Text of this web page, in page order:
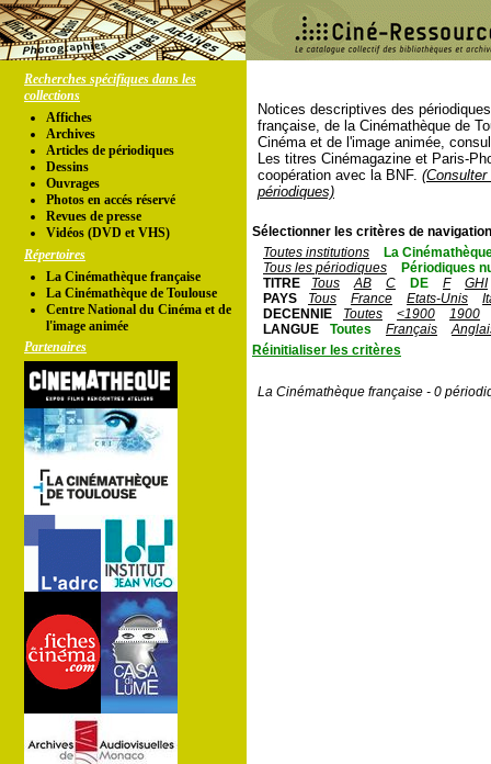
Recherches spécifiques dans les
collections
Affiches
Archives
Articles de périodiques
Dessins
Ouvrages
Photos en accés réservé
Revues de presse
Vidéos (DVD et VHS)
Répertoires
La Cinémathèque française
La Cinémathèque de Toulouse
Centre National du Cinéma et de
l'image animée
Partenaires
Notices descriptives des
française, de la Cinémathèque de
Cinéma et de l'image animée,
Les titres Cinémagazine et Paris-
coopération avec la BNF.
périodiques)
Sélectionner les critères de
Toutes institutions
La
Tous les périodiques
Périodiques
TITRE
Tous AB C DE F
GHI
PAYS
Tous France Etats-Unis
DECENNIE
Toutes <1900
1900
LANGUE
Toutes Français
Réinitialiser les critères
La Cinémathèque française - 0